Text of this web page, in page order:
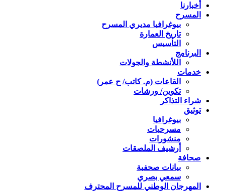
أخبارنا
المسرح
بيوغرافيا مديري المسرح
تاريخ العمارة
التأسيس
البرنامج
اللأنشطة والجولات
خدمات
القاعات (م. كاتب/ ح عمر)
تكوين/ ورشات
شراء التذاكر
توثيق
بيوغرافيا
مسرحيات
منشورات
أرشيف الملصقات
صحافة
بيانات صحفية
سمعي بصري
المهرجان الوطني للمسرح المحترف